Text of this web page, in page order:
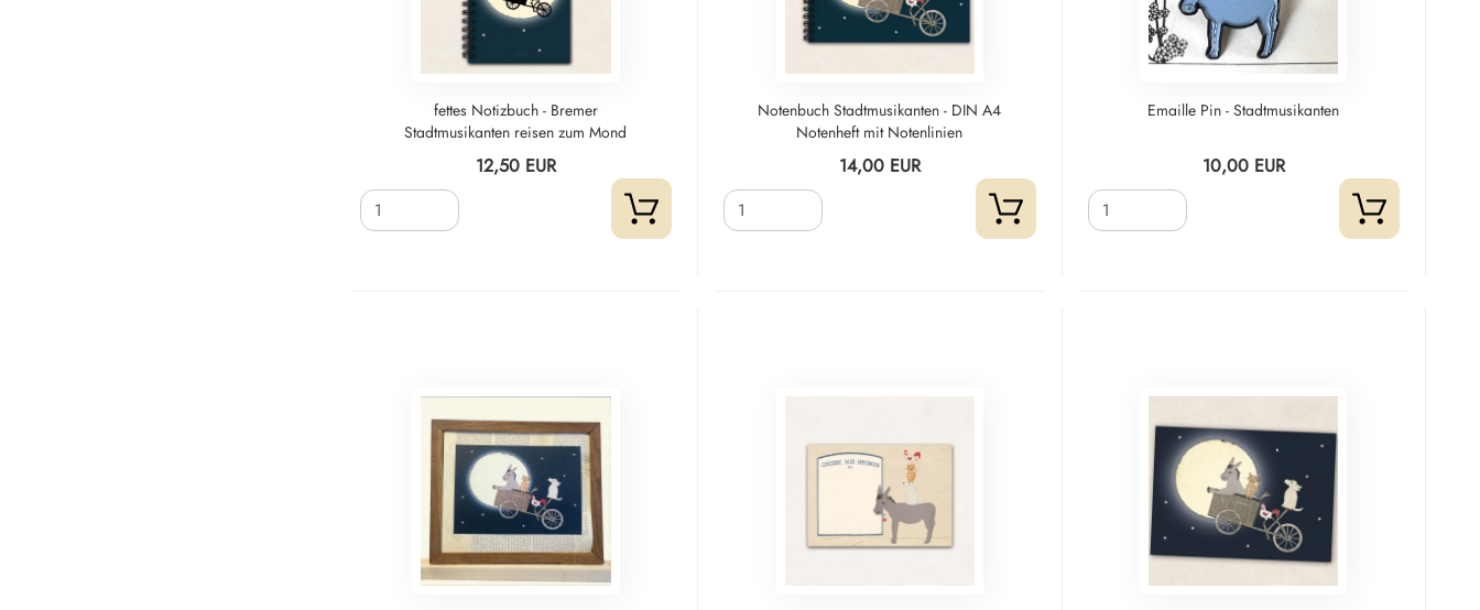
fettes Notizbuch - Bremer
Stadtmusikanten reisen zum Mond
12,50 EUR
Notenbuch Stadtmusikanten - DIN A4
Notenheft mit Notenlinien
14,00 EUR
Emaille Pin - Stadtmusikanten
10,00 EUR